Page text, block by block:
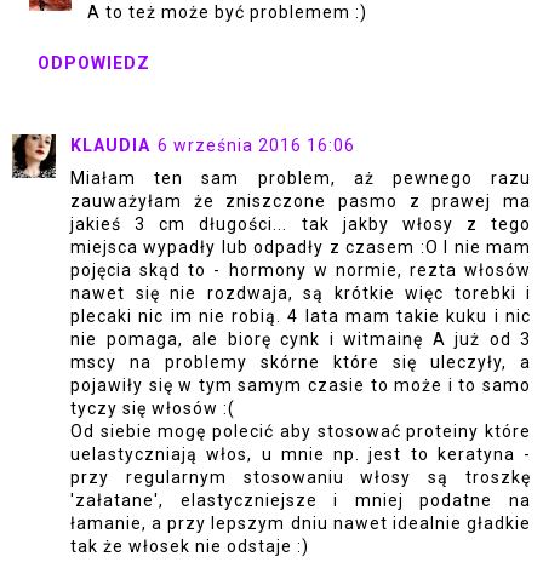
A to też może być problemem :)
ODPOWIEDZ
KLAUDIA 6 września 2016 16:06
Miałam ten sam problem, aż pewnego razu
zauważyłam że zniszczone pasmo z prawej ma
jakieś 3 cm długości... tak jakby włosy z tego
miejsca wypadły lub odpadły z czasem :O I nie mam
pojęcia skąd to - hormony w normie, rezta włosów
nawet się nie rozdwaja, są krótkie więc torebki i
plecaki nic im nie robią. 4 lata mam takie kuku i nic
nie pomaga, ale biorę cynk i witmainę A już od 3
mscy na problemy skórne które się uleczyły, a
pojawiły się w tym samym czasie to może i to samo
tyczy się włosów :(
Od siebie mogę polecić aby stosować proteiny które
uelastyczniają włos, u mnie np. jest to keratyna -
przy regularnym stosowaniu włosy są troszkę
'załatane', elastyczniejsze i mniej podatne na
łamanie, a przy lepszym dniu nawet idealnie gładkie
tak że włosek nie odstaje :)